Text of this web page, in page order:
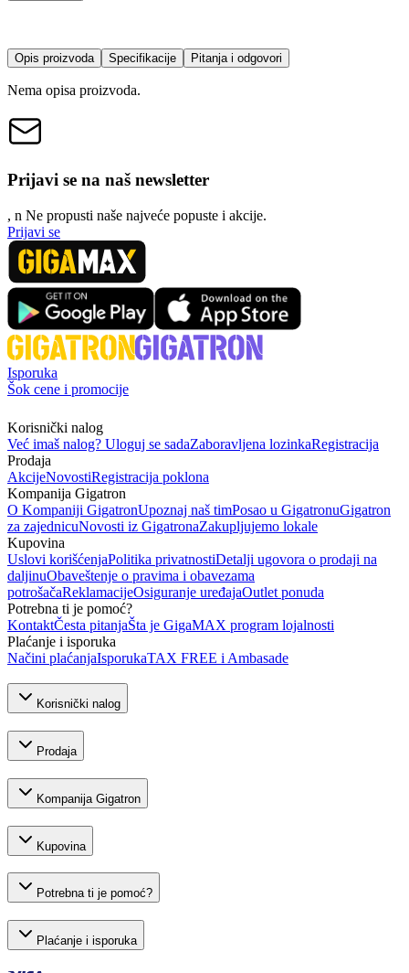
Opis proizvoda Specifikacije Pitanja i odgovori
Nema opisa proizvoda.
Prijavi se na naš newsletter
, n Ne propusti naše najveće popuste i akcije.
Prijavi se
Isporuka
Šok cene i promocije
Korisnički nalog
Već imaš nalog? Uloguj se sadaZaboravljena lozinkaRegistracija
Prodaja
AkcijeNovostiRegistracija poklona
Kompanija Gigatron
O Kompaniji GigatronUpoznaj naš timPosao u GigatronuGigatron
za zajednicuNovosti iz GigatronaZakupljujemo lokale
Kupovina
Uslovi korišćenjaPolitika privatnostiDetalji ugovora o prodaji na
daljinuObaveštenje o pravima i obavezama
potrošačaReklamacijeOsiguranje uređajaOutlet ponuda
Potrebna ti je pomoć?
KontaktČesta pitanjaŠta je GigaMAX program lojalnosti
Plaćanje i isporuka
Načini plaćanjaIsporukaTAX FREE i Ambasade
Korisnički nalog
Prodaja
Kompanija Gigatron
Kupovina
Potrebna ti je pomoć?
Plaćanje i isporuka